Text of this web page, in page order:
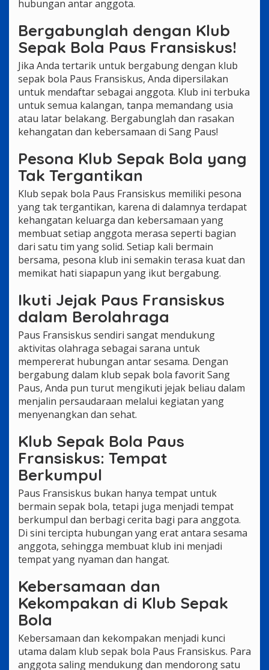
hubungan antar anggota.
Bergabunglah dengan Klub
Sepak Bola Paus Fransiskus!
Jika Anda tertarik untuk bergabung dengan klub
sepak bola Paus Fransiskus, Anda dipersilakan
untuk mendaftar sebagai anggota. Klub ini terbuka
untuk semua kalangan, tanpa memandang usia
atau latar belakang. Bergabunglah dan rasakan
kehangatan dan kebersamaan di Sang Paus!
Pesona Klub Sepak Bola yang
Tak Tergantikan
Klub sepak bola Paus Fransiskus memiliki pesona
yang tak tergantikan, karena di dalamnya terdapat
kehangatan keluarga dan kebersamaan yang
membuat setiap anggota merasa seperti bagian
dari satu tim yang solid. Setiap kali bermain
bersama, pesona klub ini semakin terasa kuat dan
memikat hati siapapun yang ikut bergabung.
Ikuti Jejak Paus Fransiskus
dalam Berolahraga
Paus Fransiskus sendiri sangat mendukung
aktivitas olahraga sebagai sarana untuk
mempererat hubungan antar sesama. Dengan
bergabung dalam klub sepak bola favorit Sang
Paus, Anda pun turut mengikuti jejak beliau dalam
menjalin persaudaraan melalui kegiatan yang
menyenangkan dan sehat.
Klub Sepak Bola Paus
Fransiskus: Tempat
Berkumpul
Paus Fransiskus bukan hanya tempat untuk
bermain sepak bola, tetapi juga menjadi tempat
berkumpul dan berbagi cerita bagi para anggota.
Di sini tercipta hubungan yang erat antara sesama
anggota, sehingga membuat klub ini menjadi
tempat yang nyaman dan hangat.
Kebersamaan dan
Kekompakan di Klub Sepak
Bola
Kebersamaan dan kekompakan menjadi kunci
utama dalam klub sepak bola Paus Fransiskus. Para
anggota saling mendukung dan mendorong satu